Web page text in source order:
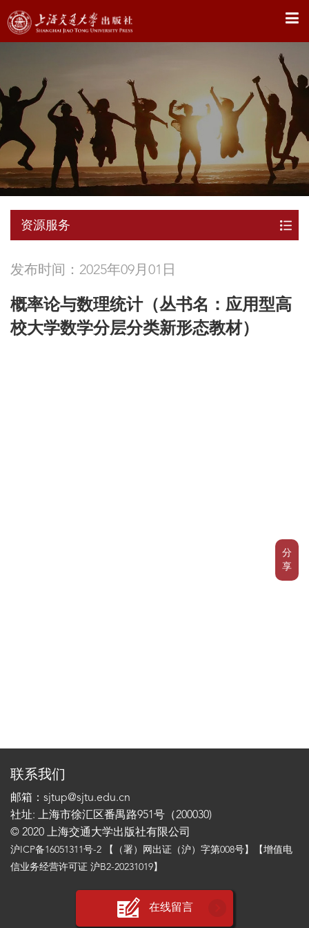
X
分
享
资源服务
发布时间：2025年09月01日
概率论与数理统计（丛书名：应用型高
校大学数学分层分类新形态教材）
联系我们
邮箱：sjtup@sjtu.edu.cn
社址: 上海市徐汇区番禺路951号（200030)
© 2020 上海交通大学出版社有限公司
沪ICP备16051311号-2 【（署）网出证（沪）字第008号】【增值电
信业务经营许可证 沪B2-20231019】
在线留言